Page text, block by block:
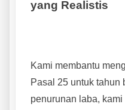
yang Realistis
Kami membantu
Pasal 25 untuk tahun
penurunan laba,